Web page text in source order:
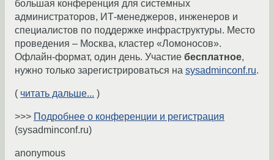
большая конференция для системных
администраторов, ИТ-менеджеров, инженеров и
специалистов по поддержке инфраструктуры. Место
проведения – Москва, кластер «Ломоносов».
Офлайн-формат, один день. Участие бесплатное,
нужно только зарегистрироваться на sysadminconf.ru.
( читать дальше... )
>>> Подробнее о конференции и регистрация
(sysadminconf.ru)
anonymous